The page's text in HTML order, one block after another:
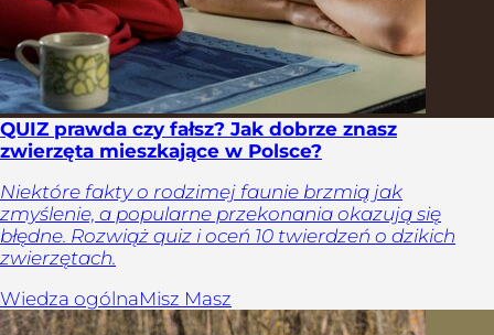
QUIZ prawda czy fałsz? Jak dobrze znasz
zwierzęta mieszkające w Polsce?
Niektóre fakty o rodzimej faunie brzmią jak
zmyślenie, a popularne przekonania okazują się
błędne. Rozwiąż quiz i oceń 10 twierdzeń o dzikich
zwierzętach.
Wiedza ogólnaMisz Masz